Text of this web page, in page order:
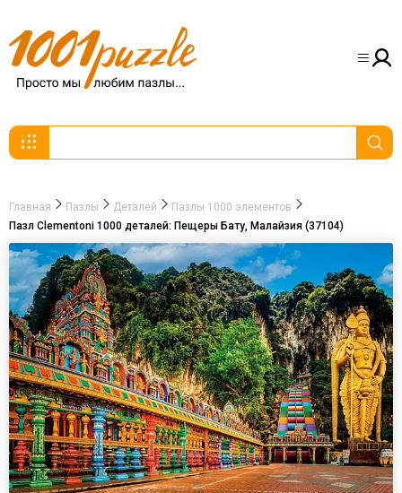
Главная Пазлы Деталей
Пазлы 1000 элементов
Пазл Clementoni 1000 деталей: Пещеры Бату, Малайзия (37104)